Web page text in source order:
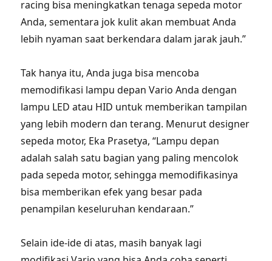
racing bisa meningkatkan tenaga sepeda motor
Anda, sementara jok kulit akan membuat Anda
lebih nyaman saat berkendara dalam jarak jauh.”
Tak hanya itu, Anda juga bisa mencoba
memodifikasi lampu depan Vario Anda dengan
lampu LED atau HID untuk memberikan tampilan
yang lebih modern dan terang. Menurut designer
sepeda motor, Eka Prasetya, “Lampu depan
adalah salah satu bagian yang paling mencolok
pada sepeda motor, sehingga memodifikasinya
bisa memberikan efek yang besar pada
penampilan keseluruhan kendaraan.”
Selain ide-ide di atas, masih banyak lagi